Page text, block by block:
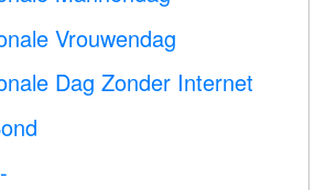
Vrouwendag
Dag Zonder Internet